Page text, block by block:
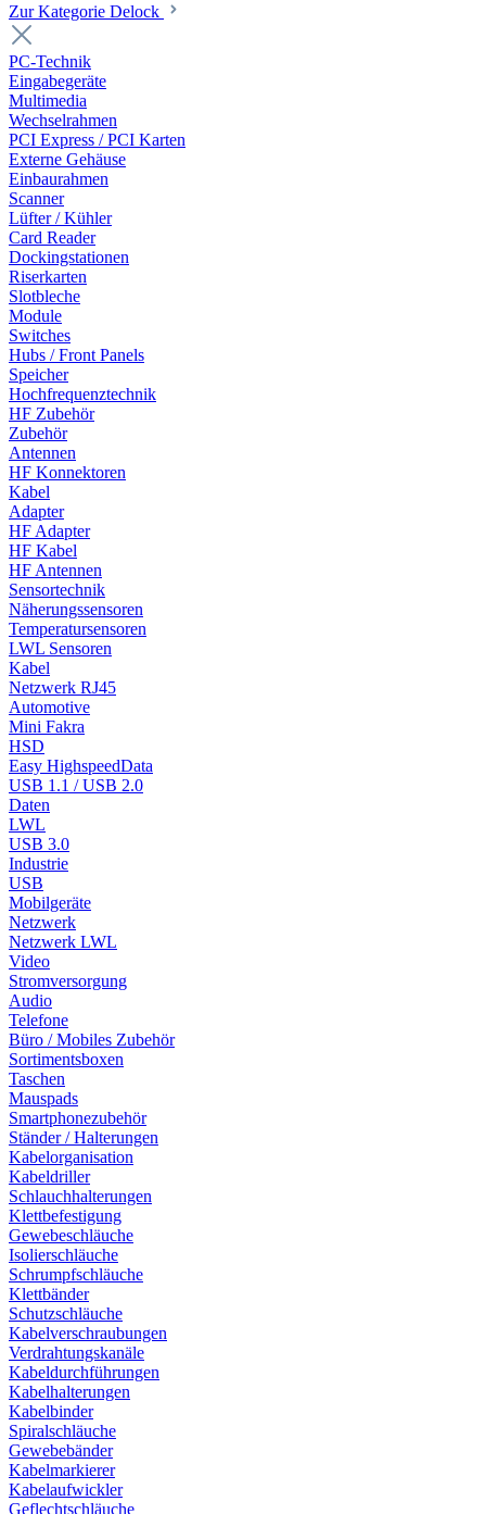
Zur Kategorie Delock
PC-Technik
Eingabegeräte
Multimedia
Wechselrahmen
PCI Express / PCI Karten
Externe Gehäuse
Einbaurahmen
Scanner
Lüfter / Kühler
Card Reader
Dockingstationen
Riserkarten
Slotbleche
Module
Switches
Hubs / Front Panels
Speicher
Hochfrequenztechnik
HF Zubehör
Zubehör
Antennen
HF Konnektoren
Kabel
Adapter
HF Adapter
HF Kabel
HF Antennen
Sensortechnik
Näherungssensoren
Temperatursensoren
LWL Sensoren
Kabel
Netzwerk RJ45
Automotive
Mini Fakra
HSD
Easy HighspeedData
USB 1.1 / USB 2.0
Daten
LWL
USB 3.0
Industrie
USB
Mobilgeräte
Netzwerk
Netzwerk LWL
Video
Stromversorgung
Audio
Telefone
Büro / Mobiles Zubehör
Sortimentsboxen
Taschen
Mauspads
Smartphonezubehör
Ständer / Halterungen
Kabelorganisation
Kabeldriller
Schlauchhalterungen
Klettbefestigung
Gewebeschläuche
Isolierschläuche
Schrumpfschläuche
Klettbänder
Schutzschläuche
Kabelverschraubungen
Verdrahtungskanäle
Kabeldurchführungen
Kabelhalterungen
Kabelbinder
Spiralschläuche
Gewebebänder
Kabelmarkierer
Kabelaufwickler
Geflechtschläuche